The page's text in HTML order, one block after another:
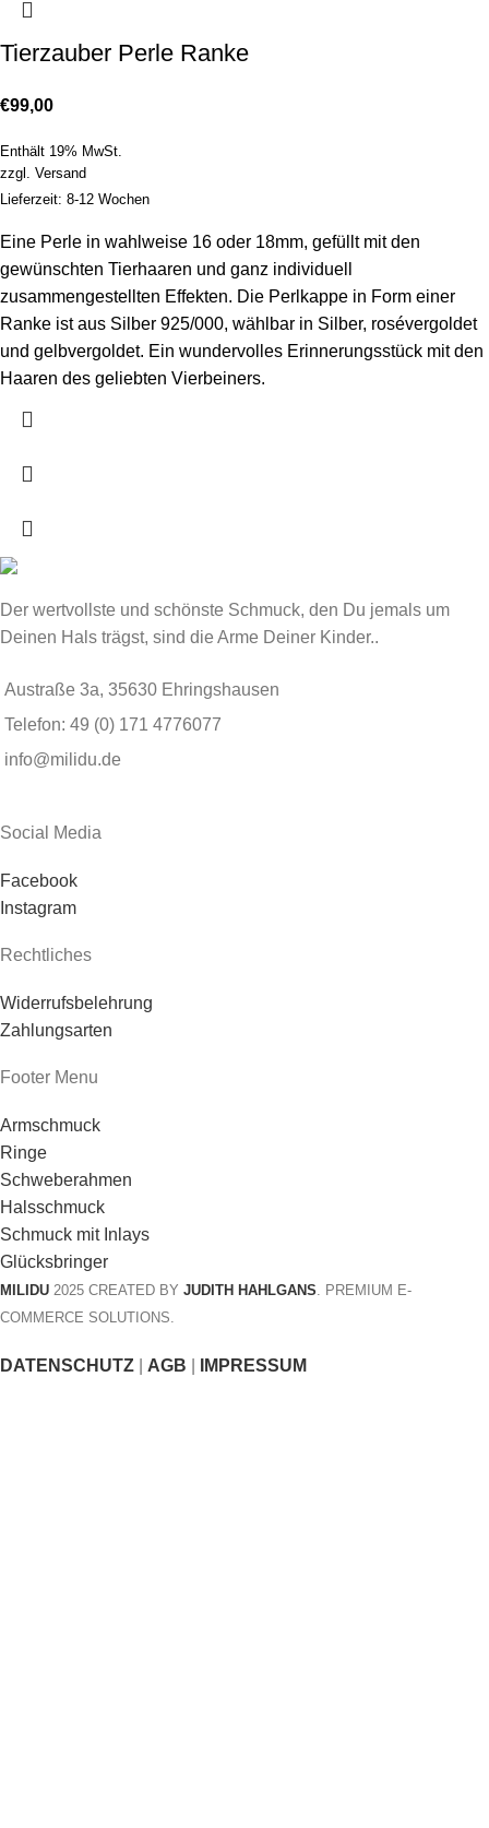
Tierzauber Perle Ranke
€99,00
Enthält 19% MwSt.
zzgl. Versand
Lieferzeit: 8-12 Wochen
Eine Perle in wahlweise 16 oder 18mm, gefüllt mit den
gewünschten Tierhaaren und ganz individuell
zusammengestellten Effekten. Die Perlkappe in Form einer
Ranke ist aus Silber 925/000, wählbar in Silber, rosévergoldet
und gelbvergoldet. Ein wundervolles Erinnerungsstück mit den
Haaren des geliebten Vierbeiners.
Der wertvollste und schönste Schmuck, den Du jemals um
Deinen Hals trägst, sind die Arme Deiner Kinder..
Austraße 3a, 35630 Ehringshausen
Telefon: 49 (0) 171 4776077
info@milidu.de
Social Media
Facebook
Instagram
Rechtliches
Widerrufsbelehrung
Zahlungsarten
Footer Menu
Armschmuck
Ringe
Schweberahmen
Halsschmuck
Schmuck mit Inlays
Glücksbringer
MILIDU 2025 CREATED BY JUDITH HAHLGANS . PREMIUM E-
COMMERCE SOLUTIONS.
DATENSCHUTZ AGB IMPRESSUM